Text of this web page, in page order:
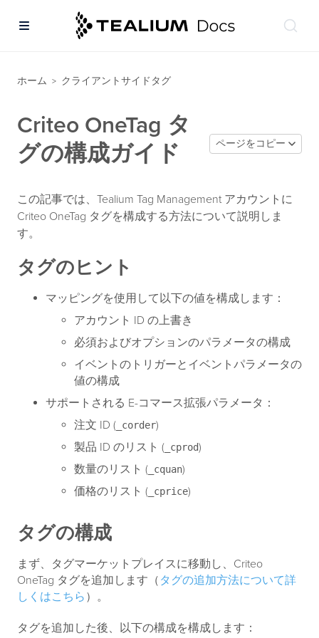
ホーム > クライアントサイドタグ
Criteo OneTag タ
グの構成ガイド
ページをコピー
この記事では、Tealium Tag Management アカウントに
Criteo OneTag タグを構成する方法について説明しま
す。
タグのヒント
マッピングを使用して以下の値を構成します：
アカウント ID の上書き
必須およびオプションのパラメータの構成
イベントのトリガーとイベントパラメータの
値の構成
サポートされる E-コマース拡張パラメータ：
注文 ID ( _corder)
製品 ID のリスト ( _cprod)
数量のリスト ( _cquan)
価格のリスト ( _cprice)
タグの構成
まず、タグマーケットプレイスに移動し、Criteo
OneTag タグを追加します（ タグの追加方法について詳
しくはこちら ）。
タグを追加した後、以下の構成を構成します：